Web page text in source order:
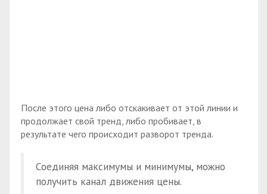
После этого цена либо отскакивает от этой линии и
продолжает свой тренд, либо пробивает, в
результате чего происходит разворот тренда.
Соединяя максимумы и минимумы, можно
получить канал движения цены.